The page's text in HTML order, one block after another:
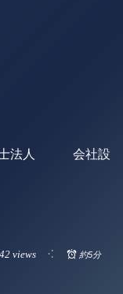
書士法人 会社設
views 約5分